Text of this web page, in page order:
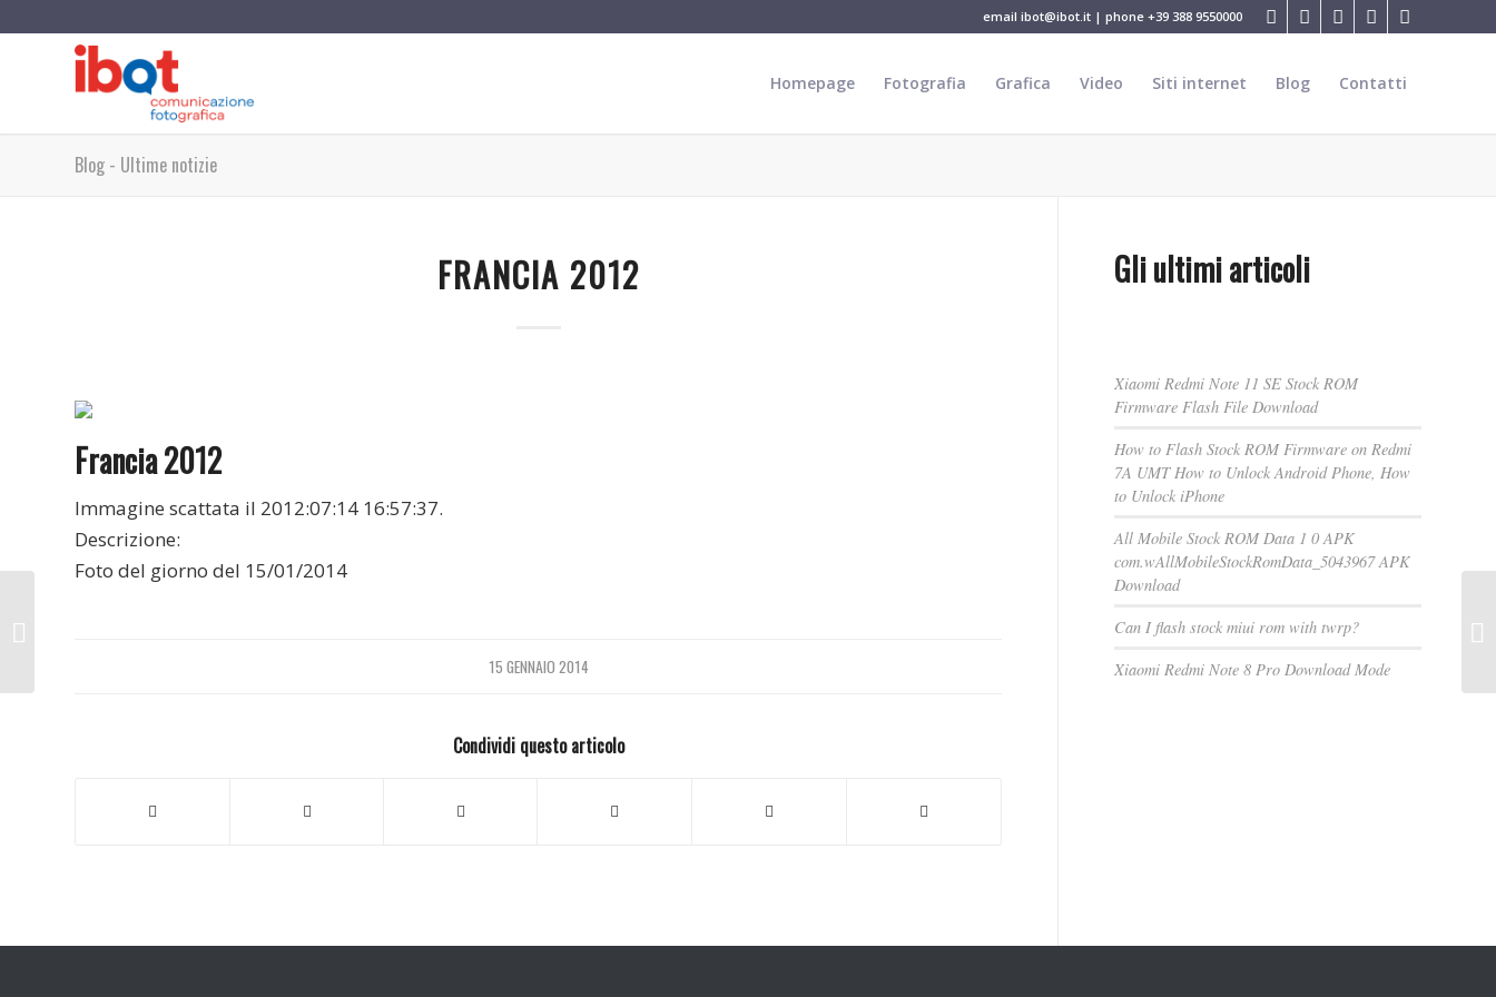
email ibot@ibot.it | phone +39 388 9550000
Homepage Fotografia Grafica Video Siti internet Blog Contatti
Blog - Ultime notizie
FRANCIA 2012
Francia 2012
Immagine scattata il 2012:07:14 16:57:37.
Descrizione:
Foto del giorno del 15/01/2014
15 GENNAIO 2014
Condividi questo articolo
Gli ultimi articoli
Xiaomi Redmi Note 11 SE Stock ROM
Firmware Flash File Download
How to Flash Stock ROM Firmware on Redmi
7A UMT How to Unlock Android Phone, How
to Unlock iPhone
All Mobile Stock ROM Data 1 0 APK
com.wAllMobileStockRomData_5043967 APK
Download
Can I flash stock miui rom with twrp?
Xiaomi Redmi Note 8 Pro Download Mode